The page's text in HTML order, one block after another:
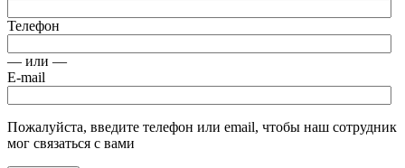
Телефон
— или —
E-mail
Пожалуйста, введите телефон или email, чтобы наш сотрудник
мог связаться с вами